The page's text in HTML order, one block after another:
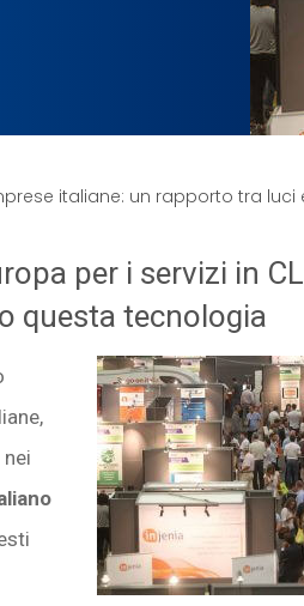
italiane: un rapporto tra
per i servizi in
questa tecnologia